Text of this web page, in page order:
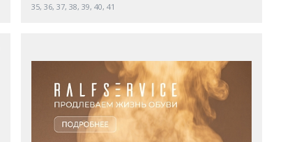
35, 36, 37, 38, 39, 40, 41